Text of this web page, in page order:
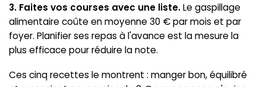
3. Faites vos courses avec une liste.Le gaspillage
alimentaire coûte en moyenne 30 € par mois et par
foyer. Planifier ses repas à l'avance est la mesure la
plus efficace pour réduire la note.
Ces cinq recettes le montrent : manger bon, équilibré